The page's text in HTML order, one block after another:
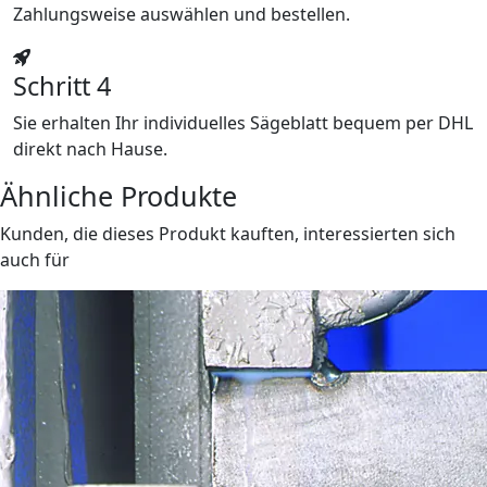
Zahlungsweise auswählen und bestellen.
Schritt 4
Sie erhalten Ihr individuelles Sägeblatt bequem per DHL
direkt nach Hause.
Ähnliche Produkte
Kunden, die dieses Produkt kauften, interessierten sich
auch für